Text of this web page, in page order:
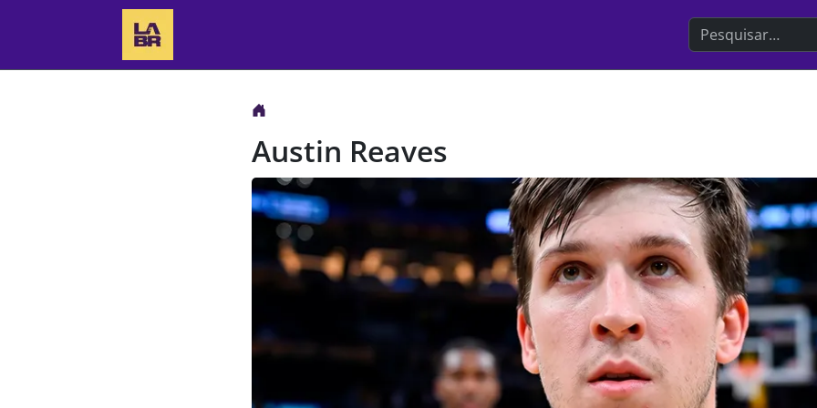
Search the website
Austin Reaves